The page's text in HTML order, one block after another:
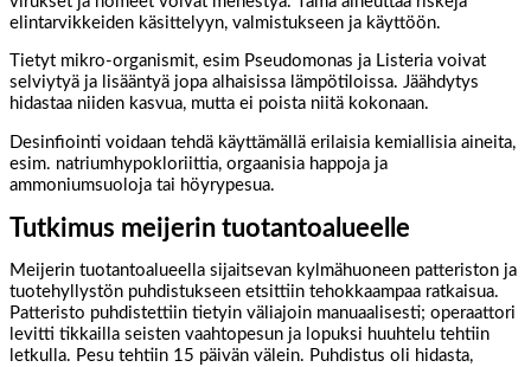
elintarvikkeiden käsittelyyn, valmistukseen ja käyttöön.
Tietyt mikro-organismit, esim Pseudomonas ja Listeria voivat
selviytyä ja lisääntyä jopa alhaisissa lämpötiloissa. Jäähdytys
hidastaa niiden kasvua, mutta ei poista niitä kokonaan.
Desinfiointi voidaan tehdä käyttämällä erilaisia kemiallisia aineita,
esim. natriumhypokloriittia, orgaanisia happoja ja
ammoniumsuoloja tai höyrypesua.
Tutkimus meijerin tuotantoalueelle
Meijerin tuotantoalueella sijaitsevan kylmähuoneen patteriston ja
tuotehyllystön puhdistukseen etsittiin tehokkaampaa ratkaisua.
Patteristo puhdistettiin tietyin väliajoin manuaalisesti; operaattori
levitti tikkailla seisten vaahtopesun ja lopuksi huuhtelu tehtiin
letkulla. Pesu tehtiin 15 päivän välein. Puhdistus oli hidasta,